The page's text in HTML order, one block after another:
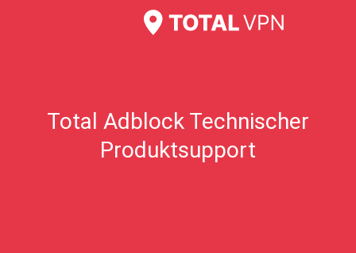
Total Adblock Technischer
Produktsupport